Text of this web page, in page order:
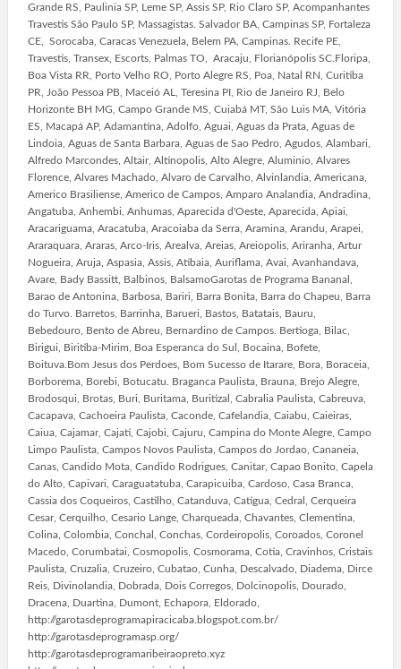
Grande RS, Paulinia SP, Leme SP, Assis SP, Rio Claro SP, Acompanhantes
Travestis São Paulo SP, Massagistas. Salvador BA, Campinas SP, Fortaleza
CE, Sorocaba, Caracas Venezuela, Belem PA, Campinas. Recife PE,
Travestis, Transex, Escorts, Palmas TO, Aracaju, Florianópolis SC.Floripa,
Boa Vista RR, Porto Velho RO, Porto Alegre RS, Poa, Natal RN, Curitiba
PR, João Pessoa PB, Maceió AL, Teresina PI, Rio de Janeiro RJ, Belo
Horizonte BH MG, Campo Grande MS, Cuiabá MT, São Luis MA, Vitória
ES, Macapá AP, Adamantina, Adolfo, Aguai, Aguas da Prata, Aguas de
Lindoia, Aguas de Santa Barbara, Aguas de Sao Pedro, Agudos, Alambari,
Alfredo Marcondes, Altair, Altinopolis, Alto Alegre, Aluminio, Alvares
Florence, Alvares Machado, Alvaro de Carvalho, Alvinlandia, Americana,
Americo Brasiliense, Americo de Campos, Amparo Analandia, Andradina,
Angatuba, Anhembi, Anhumas, Aparecida d'Oeste, Aparecida, Apiai,
Aracariguama, Aracatuba, Aracoiaba da Serra, Aramina, Arandu, Arapei,
Araraquara, Araras, Arco-Iris, Arealva, Areias, Areiopolis, Ariranha, Artur
Nogueira, Aruja, Aspasia, Assis, Atibaia, Auriflama, Avai, Avanhandava,
Avare, Bady Bassitt, Balbinos, BalsamoGarotas de Programa Bananal,
Barao de Antonina, Barbosa, Bariri, Barra Bonita, Barra do Chapeu, Barra
do Turvo. Barretos, Barrinha, Barueri, Bastos, Batatais, Bauru,
Bebedouro, Bento de Abreu, Bernardino de Campos. Bertioga, Bilac,
Birigui, Biritiba-Mirim, Boa Esperanca do Sul, Bocaina, Bofete,
Boituva.Bom Jesus dos Perdoes, Bom Sucesso de Itarare, Bora, Boraceia,
Borborema, Borebi, Botucatu. Braganca Paulista, Brauna, Brejo Alegre,
Brodosqui, Brotas, Buri, Buritama, Buritizal, Cabralia Paulista, Cabreuva,
Cacapava, Cachoeira Paulista, Caconde, Cafelandia, Caiabu, Caieiras,
Caiua, Cajamar, Cajati, Cajobi, Cajuru, Campina do Monte Alegre, Campo
Limpo Paulista, Campos Novos Paulista, Campos do Jordao, Cananeia,
Canas, Candido Mota, Candido Rodrigues, Canitar, Capao Bonito, Capela
do Alto, Capivari, Caraguatatuba, Carapicuiba, Cardoso, Casa Branca,
Cassia dos Coqueiros, Castilho, Catanduva, Catigua, Cedral, Cerqueira
Cesar, Cerquilho, Cesario Lange, Charqueada, Chavantes, Clementina,
Colina, Colombia, Conchal, Conchas, Cordeiropolis, Coroados, Coronel
Macedo, Corumbatai, Cosmopolis, Cosmorama, Cotia, Cravinhos, Cristais
Paulista, Cruzalia, Cruzeiro, Cubatao, Cunha, Descalvado, Diadema, Dirce
Reis, Divinolandia, Dobrada, Dois Corregos, Dolcinopolis, Dourado,
Dracena, Duartina, Dumont, Echapora, Eldorado,
http://garotasdeprogramapiracicaba.blogspot.com.br/
http://garotasdeprogramasp.org/
http://garotasdeprogramaribeiraopreto.xyz